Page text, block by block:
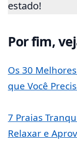
estado!
Por fim,
Os 30
que Você
7 Praias
Relaxar e